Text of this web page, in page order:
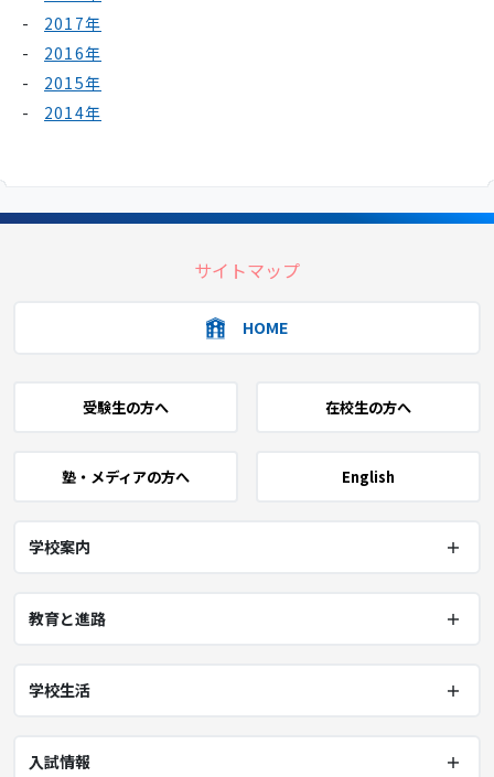
2017年
2016年
2015年
2014年
サイトマップ
HOME
受験生の方へ 在校生の方へ
塾・メディアの方へ English
学校案内
教育と進路
学校生活
入試情報